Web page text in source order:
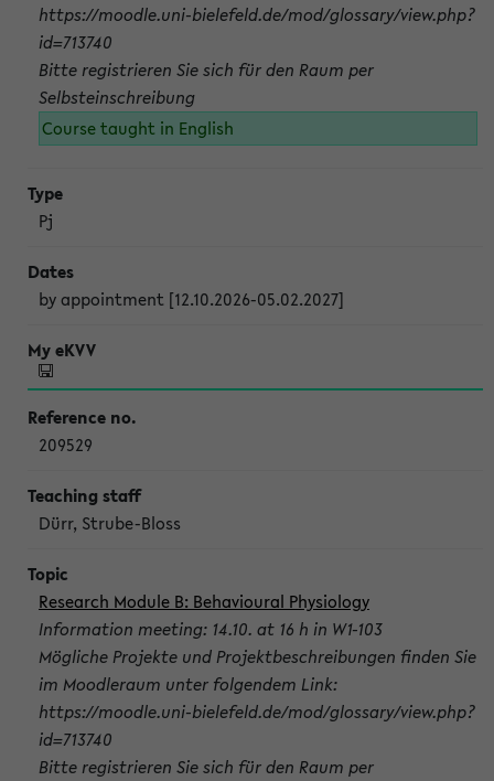
https://moodle.uni-bielefeld.de/mod/glossary/view.php?
id=713740
Bitte registrieren Sie sich für den Raum per
Selbsteinschreibung
Course taught in English
Pj
by appointment [12.10.2026-05.02.2027]
209529
Dürr, Strube-Bloss
Research Module B: Behavioural Physiology
Information meeting: 14.10. at 16 h in W1-103
Mögliche Projekte und Projektbeschreibungen finden Sie
im Moodleraum unter folgendem Link:
https://moodle.uni-bielefeld.de/mod/glossary/view.php?
id=713740
Bitte registrieren Sie sich für den Raum per